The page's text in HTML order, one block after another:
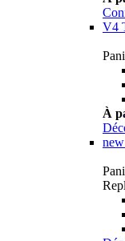
V4
À
new